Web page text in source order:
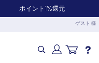
ポイント1%還元
ゲスト 様